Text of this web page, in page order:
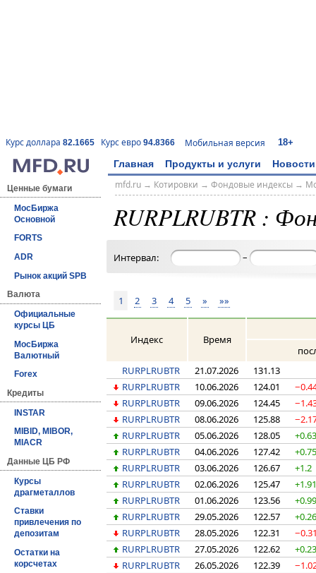
Курс доллара 82.1665 Курс евро 94.8366 Мобильная версия 18+
Главная Продукты и услуги Новости
Ценные бумаги
МосБиржа
Основной
FORTS
ADR
Рынок акций SPB
Валюта
Официальные
курсы ЦБ
МосБиржа
Валютный
Forex
Кредиты
INSTAR
MIBID, MIBOR,
MIACR
Данные ЦБ РФ
Курсы
драгметаллов
Ставки
привлечения по
депозитам
Остатки на
корсчетах
mfd.ru→ Котировки → Фондовые индексы→
RURPLRUBTR :
Интервал: –
1 2 3 4 5 » »»
Индекс
Время
RURPLRUBTR
21.07.2026
131.13
RURPLRUBTR
10.06.2026 124.01
RURPLRUBTR
09.06.2026 124.45
RURPLRUBTR
08.06.2026 125.88
RURPLRUBTR
05.06.2026 128.05
RURPLRUBTR
04.06.2026 127.42
RURPLRUBTR
03.06.2026 126.67
+1.2
RURPLRUBTR
02.06.2026 125.47
RURPLRUBTR
01.06.2026 123.56
RURPLRUBTR
29.05.2026 122.57
RURPLRUBTR
28.05.2026 122.31
RURPLRUBTR
27.05.2026 122.62
RURPLRUBTR
26.05.2026 122.39